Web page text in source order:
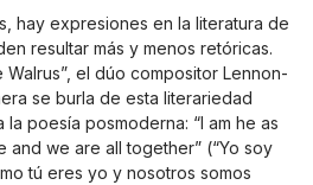
hay expresiones en la literatura de
resultar más y menos retóricas.
Walrus”, el dúo compositor Lennon-
se burla de esta literariedad
poesía posmoderna: “I am he as
and we are all together” (“Yo soy
tú eres yo y nosotros somos